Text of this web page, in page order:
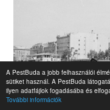
A PestBuda a jobb felhasználói
sütiket használ. A PestBuda
ilyen adatfájlok fogadásába és
További információk